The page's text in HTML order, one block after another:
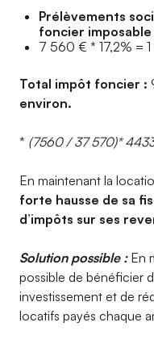
Prélèvements
foncier imposable
7 560 € * 17,2% =
Total impôt foncier :
environ.
* (7560 / 37 570)*
En maintenant la
forte hausse de sa
d’impôts sur ses
Solution possible : En
possible de bénéficier
investissement et de
locatifs payés chaque